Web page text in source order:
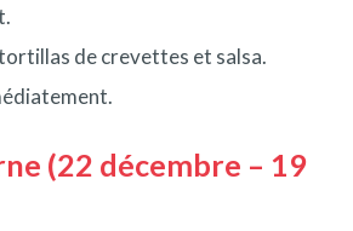
de crevettes et salsa.
(22 décembre – 19